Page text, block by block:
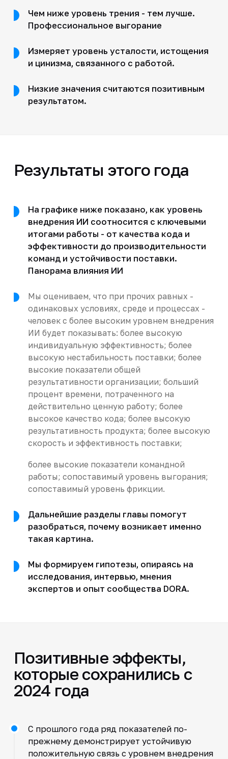
Чем ниже уровень трения - тем лучше.
Профессиональное выгорание
Измеряет уровень усталости, истощения
и цинизма, связанного с работой.
Низкие значения считаются позитивным
результатом.
Результаты этого года
На графике ниже показано, как уровень
внедрения ИИ соотносится с ключевыми
итогами работы - от качества кода и
эффективности до производительности
команд и устойчивости поставки.
Панорама влияния ИИ
Мы оцениваем, что при прочих равных -
одинаковых условиях, среде и процессах -
человек с более высоким уровнем внедрения
ИИ будет показывать: более высокую
индивидуальную эффективность; более
высокую нестабильность поставки; более
высокие показатели общей
результативности организации; больший
процент времени, потраченного на
действительно ценную работу; более
высокое качество кода; более высокую
результативность продукта; более высокую
скорость и эффективность поставки;
более высокие показатели командной
работы; сопоставимый уровень выгорания;
сопоставимый уровень фрикции.
Дальнейшие разделы главы помогут
разобраться, почему возникает именно
такая картина.
Мы формируем гипотезы, опираясь на
исследования, интервью, мнения
экспертов и опыт сообщества DORA.
Позитивные эффекты,
которые сохранились с
2024 года
С прошлого года ряд показателей по-
прежнему демонстрирует устойчивую
положительную связь с уровнем внедрения